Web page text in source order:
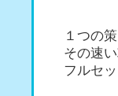
１つの
その速
フルセ